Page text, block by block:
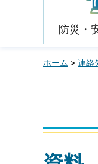
防災・
ホーム > 連絡